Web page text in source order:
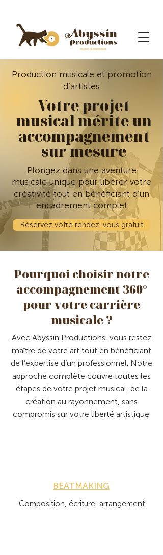
Production musicale et promotion
d’artistes
Votre projet
musical mérite un
accompagnement
sur mesure
Plongez dans une aventure
musicale unique pour libérer votre
créativité tout en bénéficiant d’un
encadrement complet
Réservez votre rendez-vous gratuit
Pourquoi choisir notre
accompagnement 360°
pour votre carrière
musicale ?
Avec Abyssin Productions, vous restez
maître de votre art tout en bénéficiant
de l’expertise d’un professionnel. Notre
approche complète couvre toutes les
étapes de votre projet musical, de la
création au rayonnement, sans
compromis sur votre liberté artistique.
BEATMAKING
Composition, écriture, arrangement